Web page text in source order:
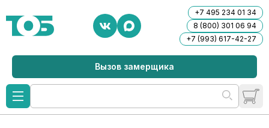
+7 495 234 01 34
8 (800) 301 06 94
+7 (993) 617-42-27
Вызов замерщика